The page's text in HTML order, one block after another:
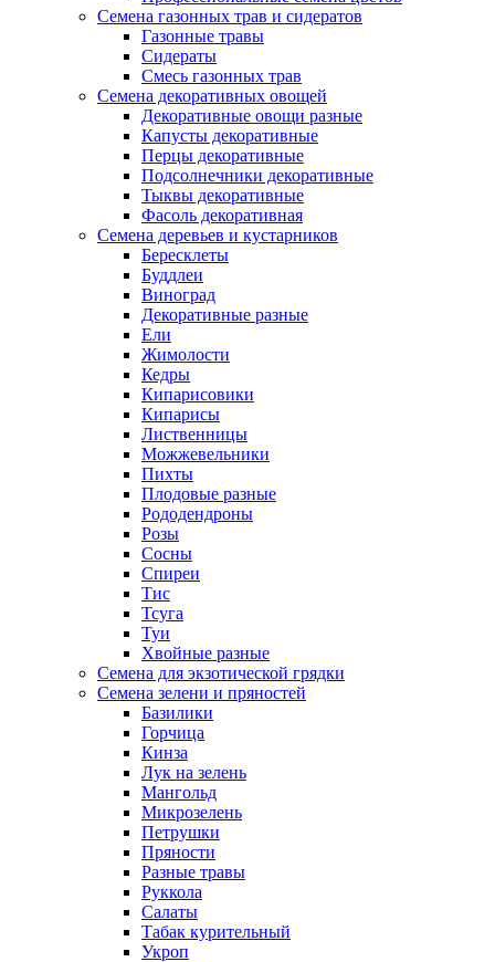
Семена газонных трав и сидератов
Газонные травы
Сидераты
Смесь газонных трав
Семена декоративных овощей
Декоративные овощи разные
Капусты декоративные
Перцы декоративные
Подсолнечники декоративные
Тыквы декоративные
Фасоль декоративная
Семена деревьев и кустарников
Бересклеты
Буддлеи
Виноград
Декоративные разные
Ели
Жимолости
Кедры
Кипарисовики
Кипарисы
Лиственницы
Можжевельники
Пихты
Плодовые разные
Рододендроны
Розы
Сосны
Спиреи
Тис
Тсуга
Туи
Хвойные разные
Семена для экзотической грядки
Семена зелени и пряностей
Базилики
Горчица
Кинза
Лук на зелень
Мангольд
Микрозелень
Петрушки
Пряности
Разные травы
Руккола
Салаты
Табак курительный
Укроп